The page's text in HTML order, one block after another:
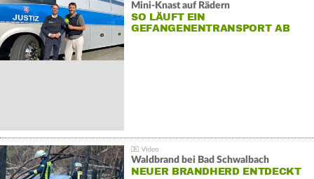
Mini-Knast auf Rädern
SO LÄUFT EIN
GEFANGENENTRANSPORT AB
Waldbrand bei Bad Schwalbach
NEUER BRANDHERD ENTDECKT